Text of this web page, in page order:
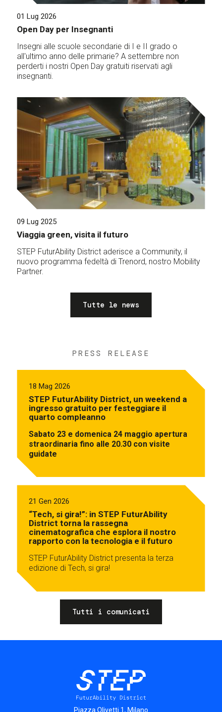
01 Lug 2026
Open Day per Insegnanti
Insegni alle scuole secondarie di I e II grado o
all'ultimo anno delle primarie? A settembre non
perderti i nostri Open Day gratuiti riservati agli
insegnanti.
09 Lug 2025
Viaggia green, visita il futuro
STEP FuturAbility District aderisce a Community, il
nuovo programma fedeltà di Trenord, nostro Mobility
Partner.
Tutte le news
PRESS RELEASE
18 Mag 2026
STEP FuturAbility District, un weekend a
ingresso gratuito per festeggiare il
quarto compleanno
Sabato 23 e domenica 24 maggio apertura
straordinaria fino alle 20.30 con visite
guidate
21 Gen 2026
“Tech, si gira!”: in STEP FuturAbility
District torna la rassegna
cinematografica che esplora il nostro
rapporto con la tecnologia e il futuro
STEP FuturAbility District presenta la terza
edizione di Tech, si gira!
Tutti i comunicati
Piazza Olivetti 1, Milano